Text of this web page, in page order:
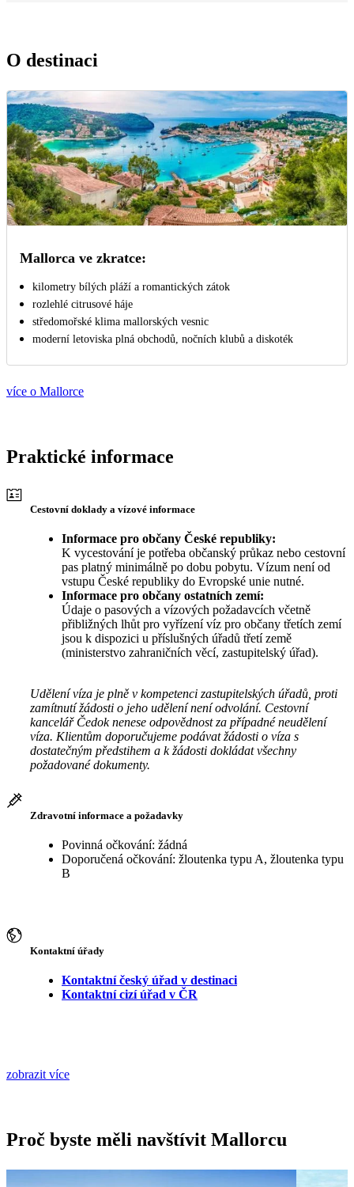
O destinaci
Mallorca ve zkratce:
kilometry bílých pláží a romantických zátok
rozlehlé citrusové háje
středomořské klima mallorských vesnic
moderní letoviska plná obchodů, nočních klubů a diskoték
více o Mallorce
Praktické informace
Cestovní doklady a vízové informace
Informace pro občany České republiky:
K vycestování je potřeba občanský průkaz nebo cestovní
pas platný minimálně po dobu pobytu. Vízum není od
vstupu České republiky do Evropské unie nutné.
Informace pro občany ostatních zemí:
Údaje o pasových a vízových požadavcích včetně
přibližných lhůt pro vyřízení víz pro občany třetích zemí
jsou k dispozici u příslušných úřadů třetí země
(ministerstvo zahraničních věcí, zastupitelský úřad).
Udělení víza je plně v kompetenci zastupitelských úřadů, proti
zamítnutí žádosti o jeho udělení není odvolání. Cestovní
kancelář Čedok nenese odpovědnost za případné neudělení
víza. Klientům doporučujeme podávat žádosti o víza s
dostatečným předstihem a k žádosti dokládat všechny
požadované dokumenty.
Zdravotní informace a požadavky
Povinná očkování: žádná
Doporučená očkování: žloutenka typu A, žloutenka typu
B
Kontaktní úřady
Kontaktní český úřad v destinaci
Kontaktní cizí úřad v ČR
zobrazit více
Proč byste měli navštívit Mallorcu